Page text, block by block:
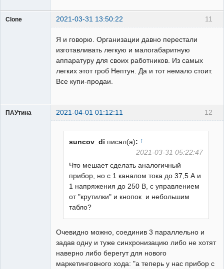
11
Clone 2021-03-31 13:50:22
Я и говорю. Организации давно перестали
изготавливать легкую и малогабаритную
аппаратуру для своих работников. Из самых
легких этот гроб Нептун. Да и тот немало стоит.
Все купи-продаи.
12
ПАУтина 2021-04-01 01:12:11
suncov_di писал(а): ↑
2021-03-31 05:22:47
Что мешает сделать аналогичный
прибор, но с 1 каналом тока до 37,5 А и
1 напряжения до 250 В, с управлением
от "крутилки" и кнопок и небольшим
табло?
Очевидно можно, соединив 3 параллельно и
задав одну и туже синхронизацию либо не хотят
наверно либо берегут для нового
маркетинговного хода: "а теперь у нас прибор с